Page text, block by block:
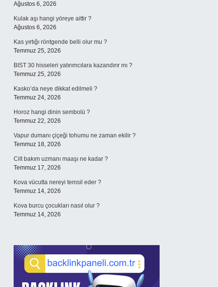
Ağustos 6, 2026
Kulak aşı hangi yöreye aittir ?
Ağustos 6, 2026
Kas yırtığı röntgende belli olur mu ?
Temmuz 25, 2026
BIST 30 hisseleri yatırımcılara kazandırır mı ?
Temmuz 25, 2026
Kasko’da neye dikkat edilmeli ?
Temmuz 24, 2026
Horoz hangi dinin sembolü ?
Temmuz 22, 2026
Vapur dumanı çiçeği tohumu ne zaman ekilir ?
Temmuz 18, 2026
Cilt bakım uzmanı maaşı ne kadar ?
Temmuz 17, 2026
Kova vücutta nereyi temsil eder ?
Temmuz 14, 2026
Kova burcu çocukları nasıl olur ?
Temmuz 14, 2026